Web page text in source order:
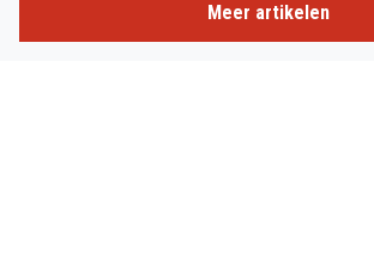
Meer artikelen